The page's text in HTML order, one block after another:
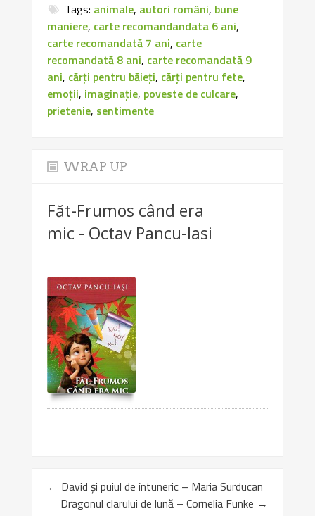
Tags: animale, autori români, bune
maniere, carte recomandandata 6 ani,
carte recomandată 7 ani, carte
recomandată 8 ani, carte recomandată 9
ani, cărți pentru băieți, cărți pentru fete,
emoții, imaginație, poveste de culcare,
prietenie, sentimente
WRAP UP
Făt-Frumos când era
mic - Octav Pancu-Iasi
← David și puiul de întuneric – Maria Surducan
Dragonul clarului de lună – Cornelia Funke →